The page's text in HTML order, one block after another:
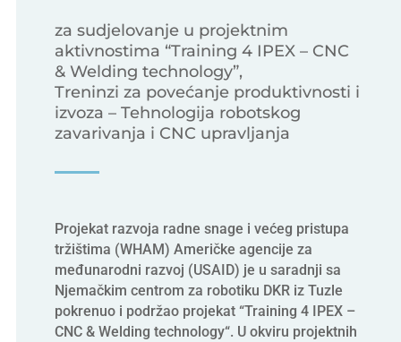
za sudjelovanje u projektnim
aktivnostima “Training 4 IPEX – CNC
& Welding technology”,
Treninzi za povećanje produktivnosti i
izvoza – Tehnologija robotskog
zavarivanja i CNC upravljanja
Projekat razvoja radne snage i većeg pristupa
tržištima (WHAM) Američke agencije za
međunarodni razvoj (USAID) je u saradnji sa
Njemačkim centrom za robotiku DKR iz Tuzle
pokrenuo i podržao projekat “Training 4 IPEX –
CNC & Welding technology“. U okviru projektnih